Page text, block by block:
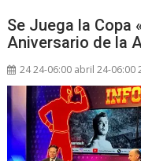
Se Juega la Copa
Aniversario de la
24 24-06:00 abril 24-06:00